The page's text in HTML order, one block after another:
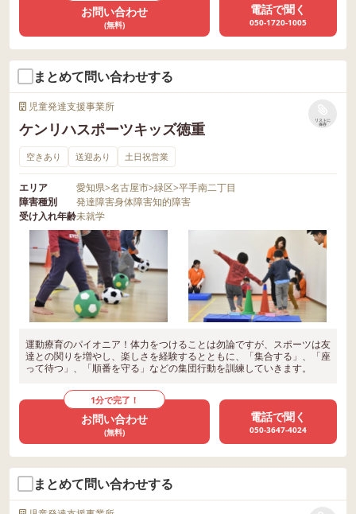
お問い合わせ
(無料)
電話で聞く
050-1720-1005
まとめて問い合わせする
児童発達支援事業所
ケンリハスポーツキッズ徳重
リストに
保存
空きあり 送迎あり 土日祝営業
エリア 愛知県>名古屋市>緑区>平手南二丁目
障害種別
発達障害身体障害知的障害
受け入れ年齢未就学
運動療育のパイオニア！体力をつけることは勿論ですが、スポーツは友
達との関りを増やし、楽しさを経験するとともに、「集合する」、「座
って待つ」、「順番を守る」などの集団行動を訓練していきます。
1分で完了！
お問い合わせ
(無料)
電話で聞く
050-3647-4024
まとめて問い合わせする